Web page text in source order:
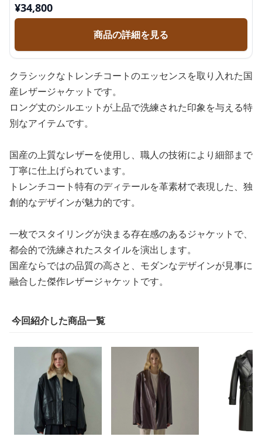
¥34,800
商品の詳細を見る
クラシックなトレンチコートのエッセンスを取り入れた国
産レザージャケットです。
ロング丈のシルエットが上品で洗練された印象を与える特
別なアイテムです。
国産の上質なレザーを使用し、職人の技術により細部まで
丁寧に仕上げられています。
トレンチコート特有のディテールを革素材で表現した、独
創的なデザインが魅力的です。
一枚でスタイリングが決まる存在感のあるジャケットで、
都会的で洗練されたスタイルを演出します。
国産ならではの品質の高さと、モダンなデザインが見事に
融合した傑作レザージャケットです。
今回紹介した商品一覧